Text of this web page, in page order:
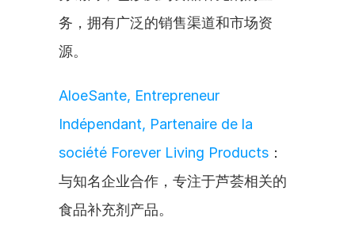
务，拥有广泛的销售渠道和市场资
源。
AloeSante, Entrepreneur
Indépendant, Partenaire de la
société Forever Living Products ：
与知名企业合作，专注于芦荟相关的
食品补充剂产品。